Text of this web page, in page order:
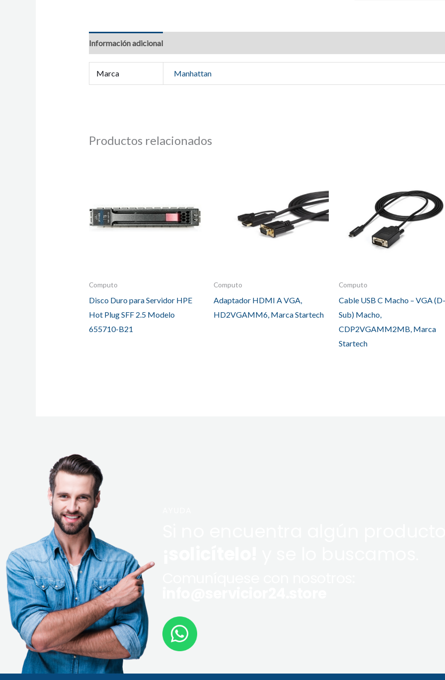
Información adicional
Marca Manhattan
Productos relacionados
Computo
Disco Duro para Servidor HPE
Hot Plug SFF 2.5 Modelo
655710-B21
Computo
Adaptador HDMI A VGA,
HD2VGAMM6, Marca Startech
Computo
Cable USB C Macho – VGA (D-
Sub) Macho,
CDP2VGAMM2MB, Marca
Startech